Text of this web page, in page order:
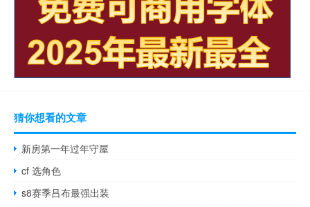
猜你想看的文章
新房第一年过年守屋
cf 选角色
s8赛季吕布最强出装